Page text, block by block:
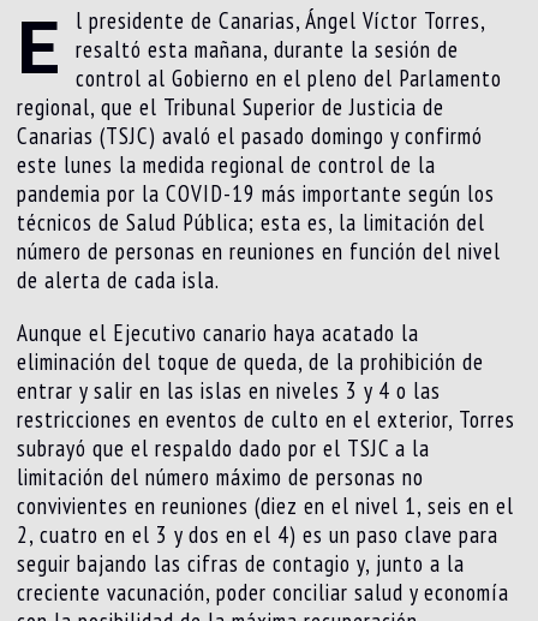
E
l presidente de Canarias, Ángel Víctor Torres,
resaltó esta mañana, durante la sesión de
control al Gobierno en el pleno del Parlamento
regional, que el Tribunal Superior de Justicia de
Canarias (TSJC) avaló el pasado domingo y confirmó
este lunes la medida regional de control de la
pandemia por la COVID-19 más importante según los
técnicos de Salud Pública; esta es, la limitación del
número de personas en reuniones en función del nivel
de alerta de cada isla.
Aunque el Ejecutivo canario haya acatado la
eliminación del toque de queda, de la prohibición de
entrar y salir en las islas en niveles 3 y 4 o las
restricciones en eventos de culto en el exterior, Torres
subrayó que el respaldo dado por el TSJC a la
limitación del número máximo de personas no
convivientes en reuniones (diez en el nivel 1, seis en el
2, cuatro en el 3 y dos en el 4) es un paso clave para
seguir bajando las cifras de contagio y, junto a la
creciente vacunación, poder conciliar salud y economía